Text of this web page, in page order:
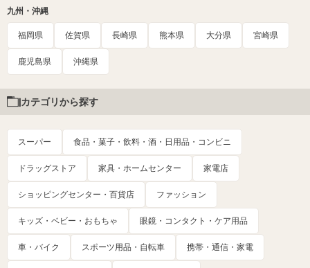
九州・沖縄
福岡県 佐賀県 長崎県 熊本県 大分県 宮崎県
鹿児島県 沖縄県
カテゴリから探す
スーパー 食品・菓子・飲料・酒・日用品・コンビニ
ドラッグストア 家具・ホームセンター 家電店
ショッピングセンター・百貨店 ファッション
キッズ・ベビー・おもちゃ 眼鏡・コンタクト・ケア用品
車・バイク スポーツ用品・自転車 携帯・通信・家電